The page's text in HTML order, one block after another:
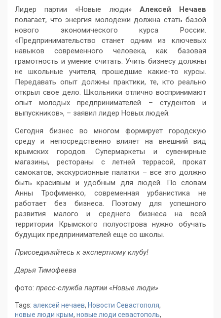
Лидер партии «Новые люди» Алексей Нечаев
полагает, что энергия молодежи должна стать базой
нового экономического курса России.
«Предпринимательство станет одним из ключевых
навыков современного человека, как базовая
грамотность и умение считать. Учить бизнесу должны
не школьные учителя, прошедшие какие-то курсы.
Передавать опыт должны практики, те, кто реально
открыл свое дело. Школьники отлично воспринимают
опыт молодых предпринимателей – студентов и
выпускников», – заявил лидер Новых людей.
Сегодня бизнес во многом формирует городскую
среду и непосредственно влияет на внешний вид
крымских городов. Супермаркеты и сувенирные
магазины, рестораны с летней террасой, прокат
самокатов, экскурсионные палатки – все это должно
быть красивым и удобным для людей. По словам
Анны Трофименко, современная урбанистика не
работает без бизнеса. Поэтому для успешного
развития малого и среднего бизнеса на всей
территории Крымского полуострова нужно обучать
будущих предпринимателей еще со школы.
Присоединяйтесь к экспертному клубу!
Дарья Тимофеева
фото: пресс-служба партии «Новые люди»
Tags: алексей нечаев, Новости Севастополя,
новые люди крым, новые люди севастополь,